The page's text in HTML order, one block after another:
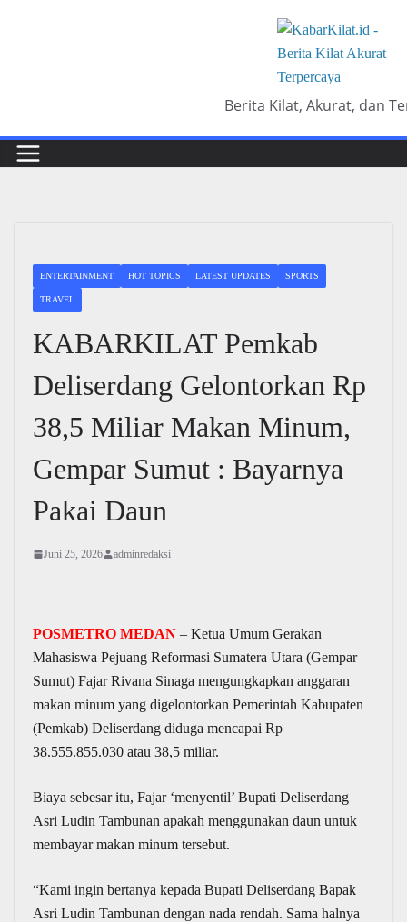
Berita Kilat, Akurat, dan
ENTERTAINMENT HOT TOPICS LATEST UPDATES SPORTS
TRAVEL
KABARKILAT Pemkab
Deliserdang Gelontorkan Rp
38,5 Miliar Makan Minum,
Gempar Sumut : Bayarnya
Pakai Daun
Juni 25, 2026 adminredaksi
POSMETRO MEDAN – Ketua Umum Gerakan
Mahasiswa Pejuang Reformasi Sumatera Utara (Gempar
Sumut) Fajar Rivana Sinaga mengungkapkan anggaran
makan minum yang digelontorkan Pemerintah Kabupaten
(Pemkab) Deliserdang diduga mencapai Rp
38.555.855.030 atau 38,5 miliar.
Biaya sebesar itu, Fajar ‘menyentil’ Bupati Deliserdang
Asri Ludin Tambunan apakah menggunakan daun untuk
membayar makan minum tersebut.
“Kami ingin bertanya kepada Bupati Deliserdang Bapak
Asri Ludin Tambunan dengan nada rendah. Sama halnya